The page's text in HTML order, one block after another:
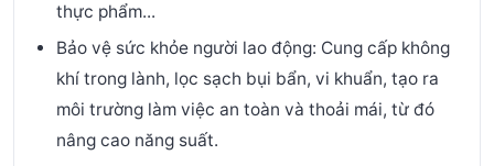
thực phẩm...
Bảo vệ sức khỏe người lao động: Cung cấp không
khí trong lành, lọc sạch bụi bẩn, vi khuẩn, tạo ra
môi trường làm việc an toàn và thoải mái, từ đó
nâng cao năng suất.